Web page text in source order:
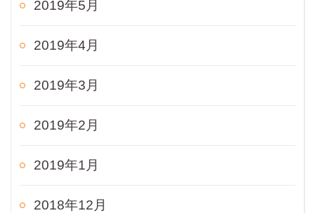
2019年5月
2019年4月
2019年3月
2019年2月
2019年1月
2018年12月